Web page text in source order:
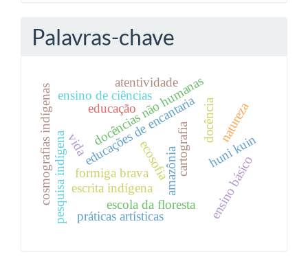
Palavras-chave
formiga brava amazônia
educações de encantaria
docências não humanas
educação docência
vida
ensino de ciências
ecosofiacartografia
pesquisa indígena escrita indígena
huni kuin
cosmografias indígenas
atentividade
escola da floresta
práticas artísticas
natureza
ensino básico